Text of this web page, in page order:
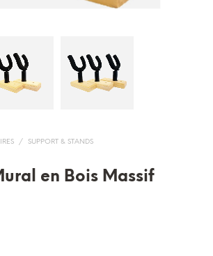
/ SUPPORT & STANDS
en Bois Massif